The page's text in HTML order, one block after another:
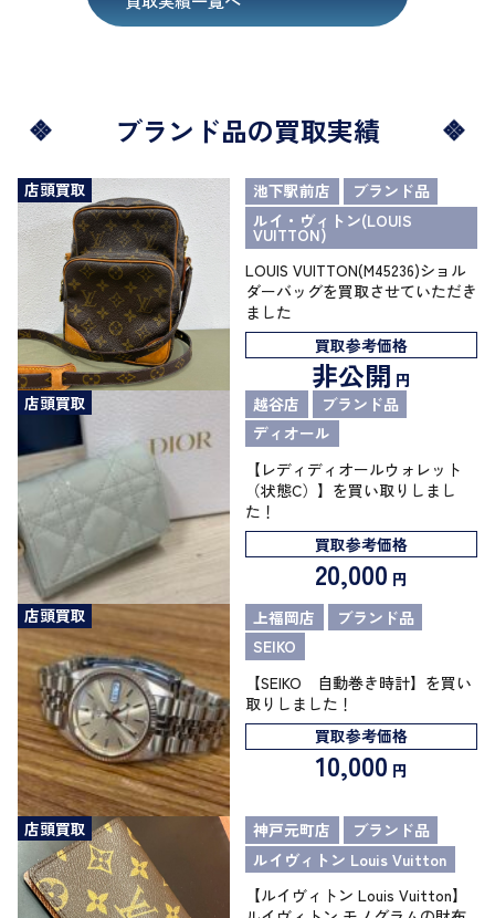
ブランド品の買取実績
店頭買取 池下駅前店
ブランド品
ルイ・ヴィトン(LOUIS
VUITTON)
LOUIS VUITTON(M45236)ショル
ダーバッグを買取させていただき
ました
買取参考価格
非公開 円
店頭買取
越谷店
ブランド品
ディオール
【レディディオールウォレット
（状態C）】を買い取りしまし
た！
買取参考価格
20,000 円
店頭買取
上福岡店
ブランド品
SEIKO
【SEIKO 自動巻き時計】を買い
取りしました！
買取参考価格
10,000 円
店頭買取 神戸元町店
ブランド品
ルイヴィトン Louis Vuitton
【ルイヴィトン Louis Vuitton】